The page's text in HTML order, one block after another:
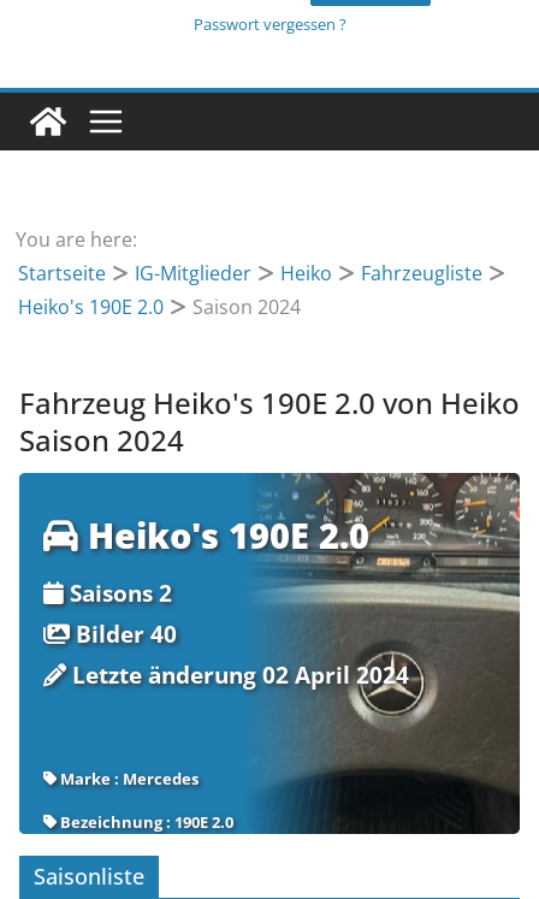
Passwort vergessen ?
You are here:
Startseite
IG-Mitglieder Heiko
Fahrzeugliste
Heiko's 190E 2.0
Saison 2024
Fahrzeug Heiko's 190E 2.0 von Heiko
Saison 2024
Heiko's 190E 2.0
Saisons 2
Bilder 40
Letzte änderung 02 April 2024
Marke : Mercedes
Bezeichnung : 190E 2.0
Modell : W201
Saisonliste